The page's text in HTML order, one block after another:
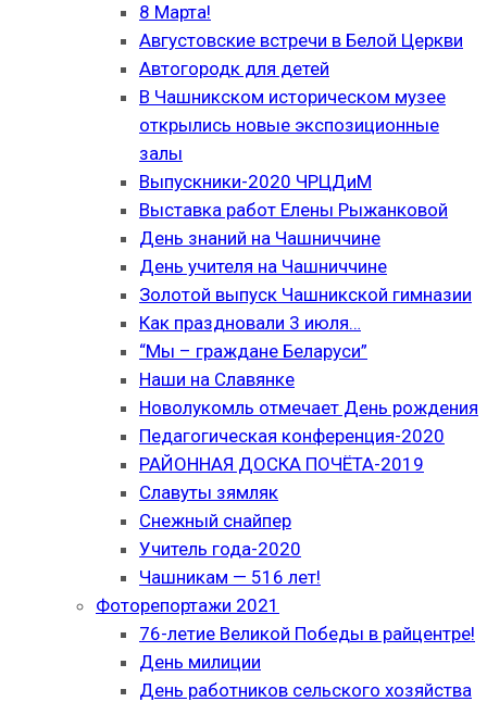
8 Марта!
Августовские встречи в Белой Церкви
Автогородк для детей
В Чашникском историческом музее
открылись новые экспозиционные
залы
Выпускники-2020 ЧРЦДиМ
Выставка работ Елены Рыжанковой
День знаний на Чашниччине
День учителя на Чашниччине
Золотой выпуск Чашникской гимназии
Как праздновали 3 июля…
“Мы – граждане Беларуси”
Наши на Славянке
Новолукомль отмечает День рождения
Педагогическая конференция-2020
РАЙОННАЯ ДОСКА ПОЧЁТА-2019
Славуты зямляк
Снежный снайпер
Учитель года-2020
Чашникам — 516 лет!
Фоторепортажи 2021
76-летие Великой Победы в райцентре!
День милиции
День работников сельского хозяйства